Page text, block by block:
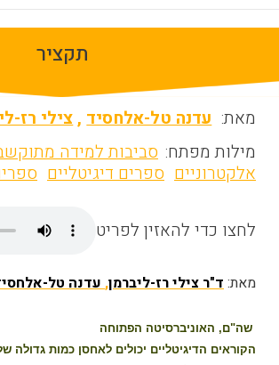
תקציר
מאת: עדנה טל-אלחסיד,צילי רז-
מילות מפתח: סביבות למידה
אלקטרוניים ספרים דיגיטליים
לחצו כדי להאזין לפריט
מאת:ד"ר צילי רז-ליברמן,עדנה טל-
שה"ם, האוניברסיטה הפתוחה
הקוראים הדיגיטליים יכולים לאחסן כמות